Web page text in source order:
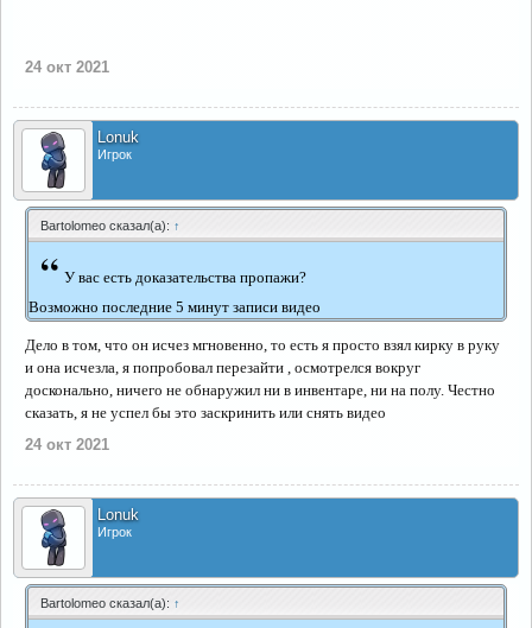
24 окт 2021
Lonuk
Игрок
Bartolomeo сказал(а): ↑
“ У вас есть доказательства пропажи?
Возможно последние 5 минут записи видео
Дело в том, что он исчез мгновенно, то есть я просто взял кирку в руку
и она исчезла, я попробовал перезайти , осмотрелся вокруг
досконально, ничего не обнаружил ни в инвентаре, ни на полу. Честно
сказать, я не успел бы это заскринить или снять видео
24 окт 2021
Lonuk
Игрок
Bartolomeo сказал(а): ↑